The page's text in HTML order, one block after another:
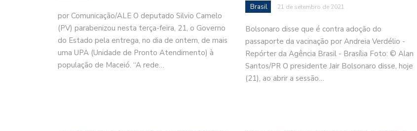
por Comunicação/ALE O deputado Silvio Camelo
(PV) parabenizou nesta terça-feira, 21, o Governo
do Estado pela entrega, no dia de ontem, de mais
uma UPA (Unidade de Pronto Atendimento) à
população de Maceió. “A rede…
Brasil 21 de setembro de 2021
Bolsonaro disse que é contra adoção do
passaporte da vacinação por Andreia Verdélio -
Repórter da Agência Brasil - Brasília Foto: © Alan
Santos/PR O presidente Jair Bolsonaro disse, hoje
(21), ao abrir a sessão…